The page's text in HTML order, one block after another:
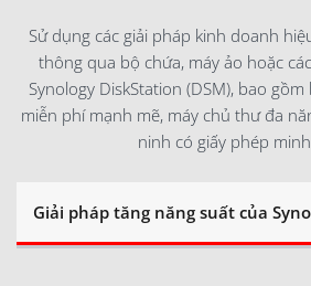
Sử dụng các giải pháp kinh doanh
thông qua bộ chứa, máy ảo hoặc
Synology DiskStation (DSM), bao
miễn phí mạnh mẽ, máy chủ thư đa
ninh có giấy phép
Giải pháp tăng năng suất của